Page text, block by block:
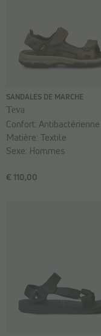
SANDALES DE MARCHE
Teva
€ 110,00
Confort:Antibactérienne
Matière: Textile
Sexe: Hommes